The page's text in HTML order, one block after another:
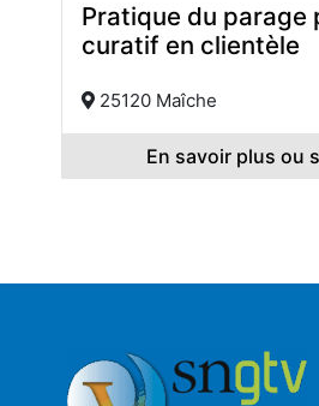
Pratique du parage
curatif en clientèle
25120 Maîche
En savoir plus ou